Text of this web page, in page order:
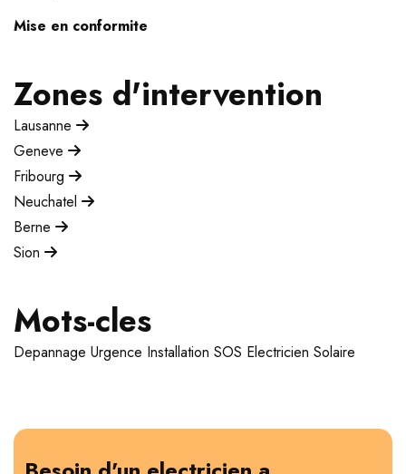
Mise en conformite
Zones d'intervention
Lausanne
Geneve
Fribourg
Neuchatel
Berne
Sion
Mots-cles
Depannage Urgence Installation SOS Electricien Solaire